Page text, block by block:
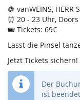
🍇 vanWEINS,
⏰ 20 - 23 Uhr,
🎟️ Tickets: 69€
Lasst die Pinsel
Jetzt Tickets sichern!
Der
ist